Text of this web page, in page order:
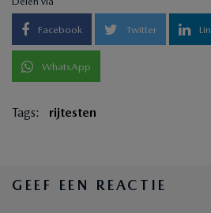
Facebook Twitter
WhatsApp
Tags: rijtesten
GEEF EEN REACTIE